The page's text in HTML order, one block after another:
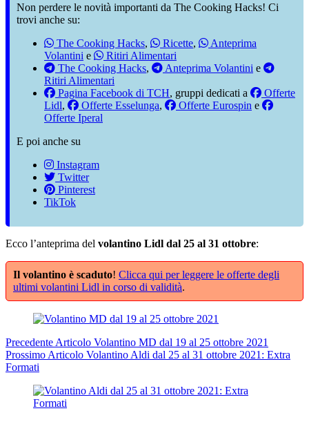
Non perdere le novità importanti da The Cooking Hacks! Ci
trovi anche su:
The Cooking Hacks, Ricette,
Anteprima
Volantini e
Ritiri Alimentari
The Cooking Hacks, Anteprima Volantini e
Ritiri Alimentari
Pagina Facebook di TCH, gruppi dedicati a
Offerte
Lidl, Offerte Esselunga, Offerte Eurospin e
Offerte Iperal
E poi anche su
Instagram
Twitter
Pinterest
TikTok
Ecco l’anteprima del volantino Lidl dal 25 al 31 ottobre:
Il volantino è scaduto! Clicca qui per leggere le offerte degli
ultimi volantini Lidl in corso di validità.
Precedente Articolo Volantino MD dal 19 al 25 ottobre 2021
Prossimo Articolo Volantino Aldi dal 25 al 31 ottobre 2021: Extra
Formati